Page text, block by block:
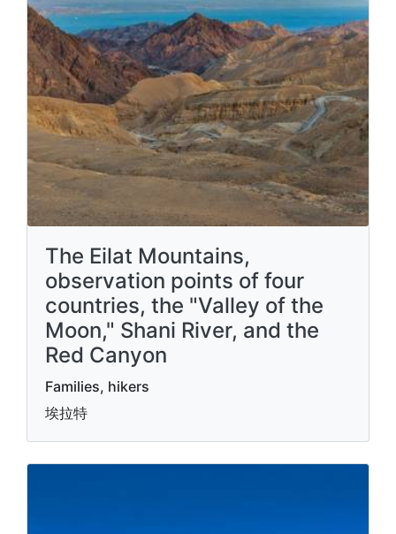
The Eilat Mountains,
observation points of four
countries, the "Valley of the
Moon," Shani River, and the
Red Canyon
Families, hikers
埃拉特